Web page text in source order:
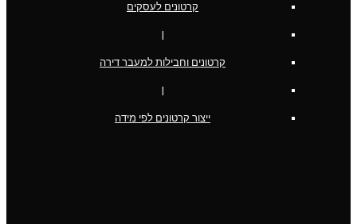
קרטונים לעסקים
קרטונים וחבילות למעבר דירה
ייצור קרטונים לפי מידה